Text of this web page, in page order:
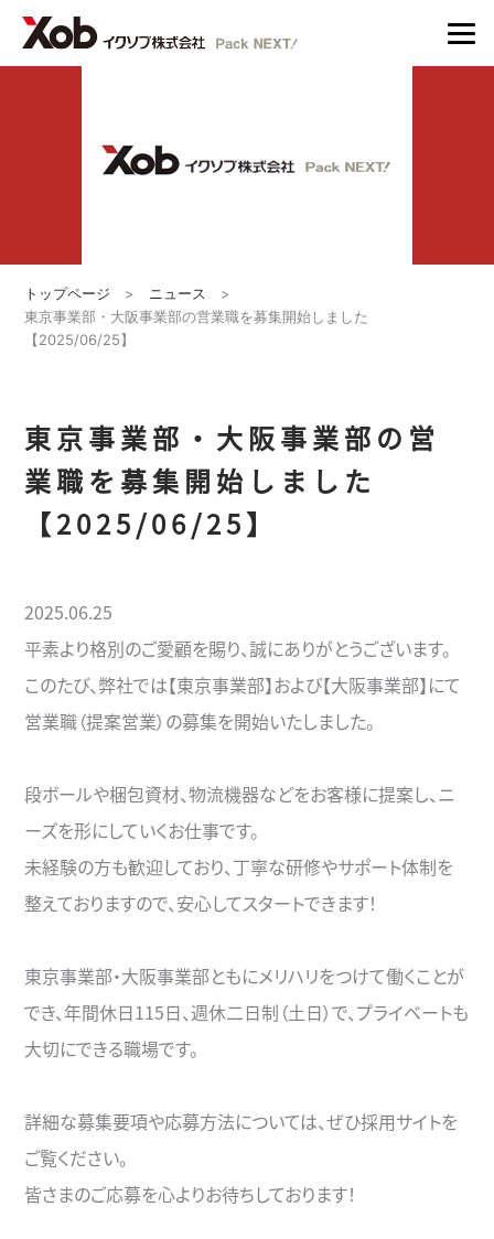
トップページ > ニュース
>
東京事業部・大阪事業部の営業職を募集開始しました
【2025/06/25】
東京事業部・大阪事業部の営
業職を募集開始しました
【2025/06/25】
2025.06.25
平素より格別のご愛顧を賜り、誠にありがとうございます。
このたび、弊社では【東京事業部】および【大阪事業部】にて
営業職（提案営業）の募集を開始いたしました。
段ボールや梱包資材、物流機器などをお客様に提案し、ニ
ーズを形にしていくお仕事です。
未経験の方も歓迎しており、丁寧な研修やサポート体制を
整えておりますので、安心してスタートできます！
東京事業部・大阪事業部ともにメリハリをつけて働くことが
でき、年間休日115日、週休二日制（土日）で、プライベートも
大切にできる職場です。
詳細な募集要項や応募方法については、ぜひ採用サイトを
ご覧ください。
皆さまのご応募を心よりお待ちしております！